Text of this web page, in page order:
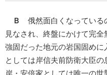
Ｂ
俄然面白くなっている
見なされ、終盤にかけて完
強固だった地元の岩国固め
としては岸信夫前防衛大臣の